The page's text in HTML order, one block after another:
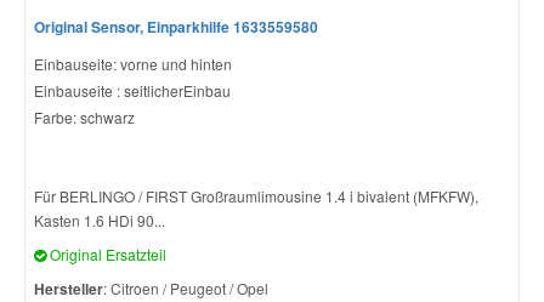
Original Sensor, Einparkhilfe 1633559580
Einbauseite: vorne und hinten
Einbauseite : seitlicherEinbau
Farbe: schwarz
Für BERLINGO / FIRST Großraumlimousine 1.4 i bivalent (MFKFW),
Kasten 1.6 HDi 90...
Original Ersatzteil
Hersteller: Citroen / Peugeot / Opel